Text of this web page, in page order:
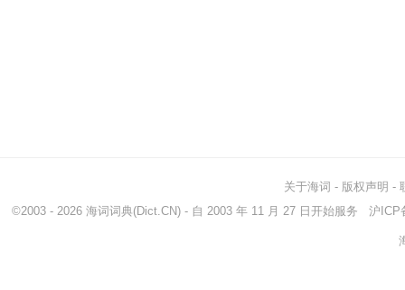
关于海词 - 版权声明 -
©2003 - 2026 海词词典(Dict.CN) - 自 2003 年 11 月 27 日开始服务 沪ICP